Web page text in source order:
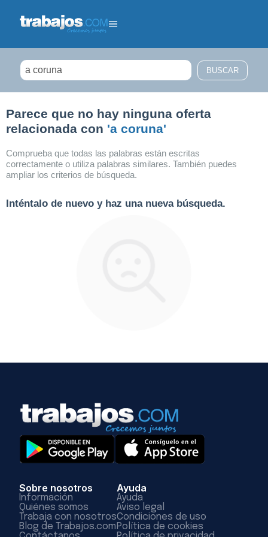
Parece que no hay ninguna oferta
relacionada con 'a coruna'
Comprueba que todas las palabras están escritas
correctamente o utiliza palabras similares. También puedes
ampliar los criterios de búsqueda.
Inténtalo de nuevo y haz una nueva búsqueda.
Sobre nosotros
Información
Quiénes somos
Trabaja con nosotros
Blog de Trabajos.com
Ayuda
Ayuda
Aviso legal
Condiciones de uso
Política de cookies